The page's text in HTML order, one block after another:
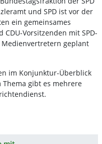
und SPD ist vor der
ein gemeinsames
Vorsitzenden mit SPD-
geplant
im Konjunktur-Überblick
Thema gibt es mehrere